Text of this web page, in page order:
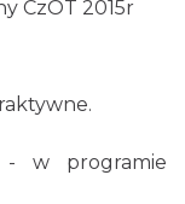
CzOT 2015r
- w programie